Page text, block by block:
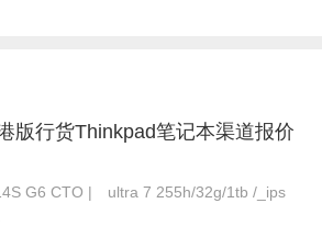
版行货Thinkpad笔记本渠道报价
G6 CTO | ultra 7 255h/32g/1tb /_ips